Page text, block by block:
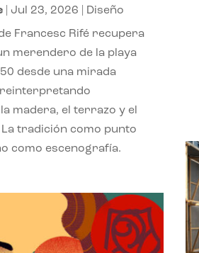
Jul 23, 2026 Diseño
Francesc Rifé recupera
merendero de la playa
desde una mirada
madera, el terrazo y el
tradición como punto
como escenografía.